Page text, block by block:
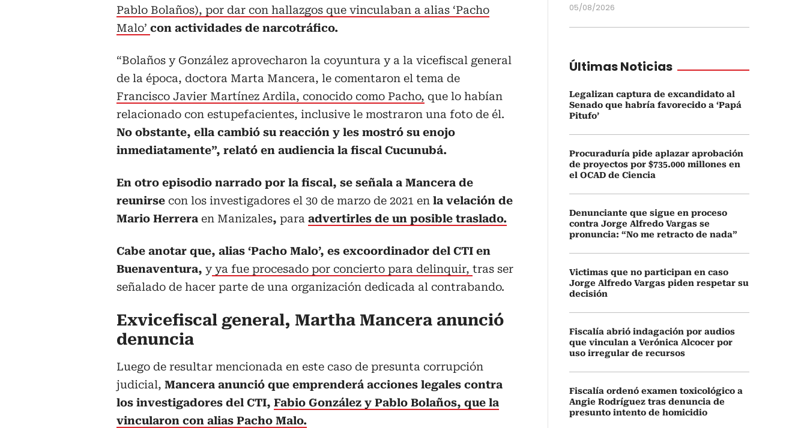
Pablo Bolaños), por dar con hallazgos que vinculaban a alias ‘Pacho
Malo’ con actividades de narcotráfico.
“Bolaños y González aprovecharon la coyuntura y a la vicefiscal general
de la época, doctora Marta Mancera, le comentaron el tema de
Francisco Javier Martínez Ardila, conocido como Pacho, que lo habían
relacionado con estupefacientes, inclusive le mostraron una foto de él.
No obstante, ella cambió su reacción y les mostró su enojo
inmediatamente”, relató en audiencia la fiscal Cucunubá.
En otro episodio narrado por la fiscal, se señala a Mancera de
reunirse con los investigadores el 30 de marzo de 2021 en la velación de
Mario Herrera en Manizales, para advertirles de un posible traslado.
Cabe anotar que, alias ‘Pacho Malo’, es excoordinador del CTI en
Buenaventura, yya fue procesado por concierto para delinquir, tras ser
señalado de hacer parte de una organización dedicada al contrabando.
Exvicefiscal general, Martha Mancera anunció
denuncia
Luego de resultar mencionada en este caso de presunta corrupción
judicial, Mancera anunció que emprenderá acciones legales contra
los investigadores del CTI, Fabio González y Pablo Bolaños, que la
vincularon con alias Pacho Malo.
05/08/2026
Últimas Noticias
Legalizan captura de excandidato al
Senado que habría favorecido a ‘Papá
Pitufo’
Procuraduría pide aplazar aprobación
de proyectos por $735.000 millones en
el OCAD de Ciencia
Denunciante que sigue en proceso
contra Jorge Alfredo Vargas se
pronuncia: “No me retracto de nada”
Victimas que no participan en caso
Jorge Alfredo Vargas piden respetar su
decisión
Fiscalía abrió indagación por audios
que vinculan a Verónica Alcocer por
uso irregular de recursos
Fiscalía ordenó examen toxicológico a
Angie Rodríguez tras denuncia de
presunto intento de homicidio